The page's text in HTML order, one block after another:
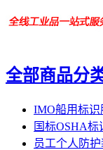
全部商品分
IMO船用标识
国标OSHA标
员工个人防